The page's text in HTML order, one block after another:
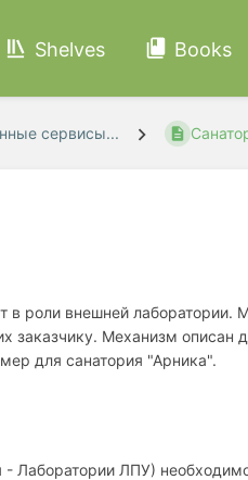
Shelves Books
сервисы...
роли внешней лаборатории.
заказчику. Механизм описан
для санатория "Арника".
Лаборатории ЛПУ)